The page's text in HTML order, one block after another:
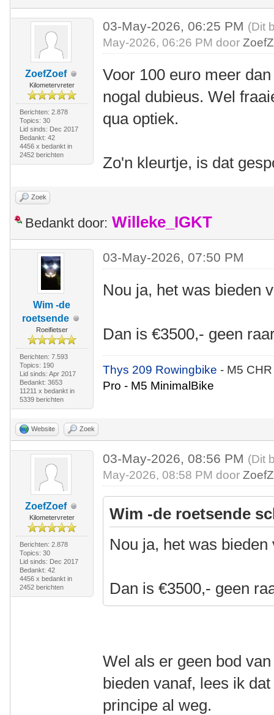
ZoefZoef
Kilometervreter
Berichten: 2.878
Topics: 30
Lid sinds: Dec 2017
Bedankt: 42
4456 x bedankt in
2452 berichten
03-May-2026, 06:25 PM (Dit
May-2026, 06:26 PM door
Voor 100 euro meer
nogal dubieus. Wel
qua optiek.
Zo'n kleurtje, is dat
Zoek
Bedankt door: Willeke_IGKT
Wim -de
roetsende
Roeifietser
Berichten: 7.593
Topics: 190
Lid sinds: Apr 2017
Bedankt: 3653
11211 x bedankt in
5339 berichten
03-May-2026, 07:50 PM
Nou ja, het was bieden
Dan is €3500,- geen
Thys 209 Rowingbike- M5
Pro - M5 MinimalBike
Website Zoek
ZoefZoef
Kilometervreter
Berichten: 2.878
Topics: 30
Lid sinds: Dec 2017
Bedankt: 42
4456 x bedankt in
2452 berichten
03-May-2026, 08:56 PM (Dit
May-2026, 08:58 PM door
Wim -de roetsende
Nou ja, het was bieden
Dan is €3500,- geen
Wel als er geen bod
bieden vanaf, lees ik
principe al weg.